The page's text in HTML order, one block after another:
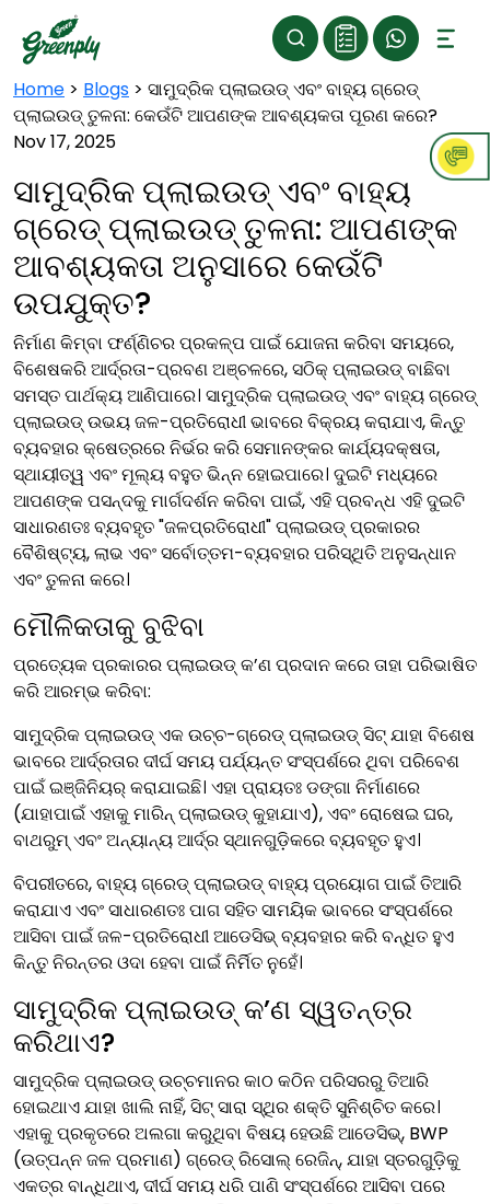
Home > Blogs > ସାମୁଦ୍ରିକ ପ୍ଲାଇଉଡ୍ ଏବଂ ବାହ୍ୟ ଗ୍ରେଡ୍
ପ୍ଲାଇଉଡ୍ ତୁଳନା: କେଉଁଟି ଆପଣଙ୍କ ଆବଶ୍ୟକତା ପୂରଣ କରେ?
Nov 17, 2025
ସାମୁଦ୍ରିକ ପ୍ଲାଇଉଡ୍ ଏବଂ ବାହ୍ୟ
ଗ୍ରେଡ୍ ପ୍ଲାଇଉଡ୍ ତୁଳନା: ଆପଣଙ୍କ
ଆବଶ୍ୟକତା ଅନୁସାରେ କେଉଁଟି
ଉପଯୁକ୍ତ?
ନିର୍ମାଣ କିମ୍ବା ଫର୍ଣ୍ଣିଚର ପ୍ରକଳ୍ପ ପାଇଁ ଯୋଜନା କରିବା ସମୟରେ,
ବିଶେଷକରି ଆର୍ଦ୍ରତା-ପ୍ରବଣ ଅଞ୍ଚଳରେ, ସଠିକ୍ ପ୍ଲାଇଉଡ୍ ବାଛିବା
ସମସ୍ତ ପାର୍ଥକ୍ୟ ଆଣିପାରେ। ସାମୁଦ୍ରିକ ପ୍ଲାଇଉଡ୍ ଏବଂ ବାହ୍ୟ ଗ୍ରେଡ୍
ପ୍ଲାଇଉଡ୍ ଉଭୟ ଜଳ-ପ୍ରତିରୋଧୀ ଭାବରେ ବିକ୍ରୟ କରାଯାଏ, କିନ୍ତୁ
ବ୍ୟବହାର କ୍ଷେତ୍ରରେ ନିର୍ଭର କରି ସେମାନଙ୍କର କାର୍ଯ୍ୟଦକ୍ଷତା,
ସ୍ଥାୟୀତ୍ୱ ଏବଂ ମୂଲ୍ୟ ବହୁତ ଭିନ୍ନ ହୋଇପାରେ। ଦୁଇଟି ମଧ୍ୟରେ
ଆପଣଙ୍କ ପସନ୍ଦକୁ ମାର୍ଗଦର୍ଶନ କରିବା ପାଇଁ, ଏହି ପ୍ରବନ୍ଧ ଏହି ଦୁଇଟି
ସାଧାରଣତଃ ବ୍ୟବହୃତ "ଜଳପ୍ରତିରୋଧୀ" ପ୍ଲାଇଉଡ୍ ପ୍ରକାରର
ବୈଶିଷ୍ଟ୍ୟ, ଲାଭ ଏବଂ ସର୍ବୋତ୍ତମ-ବ୍ୟବହାର ପରିସ୍ଥିତି ଅନୁସନ୍ଧାନ
ଏବଂ ତୁଳନା କରେ।
ମୌଳିକତାକୁ ବୁଝିବା
ପ୍ରତ୍ୟେକ ପ୍ରକାରର ପ୍ଲାଇଉଡ୍ କ’ଣ ପ୍ରଦାନ କରେ ତାହା ପରିଭାଷିତ
କରି ଆରମ୍ଭ କରିବା:
ସାମୁଦ୍ରିକ ପ୍ଲାଇଉଡ୍ ଏକ ଉଚ୍ଚ-ଗ୍ରେଡ୍ ପ୍ଲାଇଉଡ୍ ସିଟ୍ ଯାହା ବିଶେଷ
ଭାବରେ ଆର୍ଦ୍ରତାର ଦୀର୍ଘ ସମୟ ପର୍ଯ୍ୟନ୍ତ ସଂସ୍ପର୍ଶରେ ଥିବା ପରିବେଶ
ପାଇଁ ଇଞ୍ଜିନିୟର୍ କରାଯାଇଛି। ଏହା ପ୍ରାୟତଃ ଡଙ୍ଗା ନିର୍ମାଣରେ
(ଯାହାପାଇଁ ଏହାକୁ ମାରିନ୍ ପ୍ଲାଇଉଡ୍ କୁହାଯାଏ), ଏବଂ ରୋଷେଇ ଘର,
ବାଥରୁମ୍ ଏବଂ ଅନ୍ୟାନ୍ୟ ଆର୍ଦ୍ର ସ୍ଥାନଗୁଡ଼ିକରେ ବ୍ୟବହୃତ ହୁଏ।
ବିପରୀତରେ, ବାହ୍ୟ ଗ୍ରେଡ୍ ପ୍ଲାଇଉଡ୍ ବାହ୍ୟ ପ୍ରୟୋଗ ପାଇଁ ତିଆରି
କରାଯାଏ ଏବଂ ସାଧାରଣତଃ ପାଗ ସହିତ ସାମୟିକ ଭାବରେ ସଂସ୍ପର୍ଶରେ
ଆସିବା ପାଇଁ ଜଳ-ପ୍ରତିରୋଧୀ ଆଡେସିଭ୍ ବ୍ୟବହାର କରି ବନ୍ଧିତ ହୁଏ
କିନ୍ତୁ ନିରନ୍ତର ଓଦା ହେବା ପାଇଁ ନିର୍ମିତ ନୁହେଁ।
ସାମୁଦ୍ରିକ ପ୍ଲାଇଉଡ୍ କ’ଣ ସ୍ୱତନ୍ତ୍ର
କରିଥାଏ?
ସାମୁଦ୍ରିକ ପ୍ଲାଇଉଡ୍ ଉଚ୍ଚମାନର କାଠ କଠିନ ପରିସରରୁ ତିଆରି
ହୋଇଥାଏ ଯାହା ଖାଲି ନାହିଁ, ସିଟ୍ ସାରା ସ୍ଥିର ଶକ୍ତି ସୁନିଶ୍ଚିତ କରେ।
ଏହାକୁ ପ୍ରକୃତରେ ଅଲଗା କରୁଥିବା ବିଷୟ ହେଉଛି ଆଡେସିଭ୍, BWP
(ଉତ୍ପନ୍ନ ଜଳ ପ୍ରମାଣ) ଗ୍ରେଡ୍ ରିସୋଲ୍ ରେଜିନ୍, ଯାହା ସ୍ତରଗୁଡ଼ିକୁ
ଏକତ୍ର ବାନ୍ଧିଥାଏ, ଦୀର୍ଘ ସମୟ ଧରି ପାଣି ସଂସ୍ପର୍ଶରେ ଆସିବା ପରେ